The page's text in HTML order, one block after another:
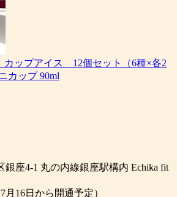
ップアイス 12個セット（6種×各2
カップ 90ml
銀座4-1 丸の内線銀座駅構内 Echika fit
月16日から開通予定）